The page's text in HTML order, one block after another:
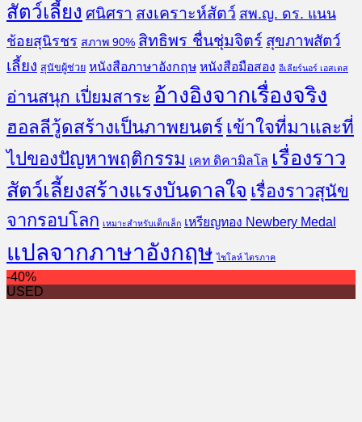
สัตว์เลี้ยง ศนิศรา สงเคราะห์สัตว์ สพ.ญ. ดร. แนน
ช้อยสุนิรชร สภาพ 90% สิทธิพร ชื่นชุ่มจิตร์ สุขภาพสัตว์
เลี้ยง สุนัขผู้ช่วย หนังสือภาษาอังกฤษ หนังสือมือสอง อีเลียร์นอร์ เอสเตส
อ่านสนุก เปี่ยมสาระ อ้างอิงจากเรื่องจริง
ฮอลลีวู้ดสร้างเป็นภาพยนตร์ เข้าใจที่มาและที่
ไปของปัญหาพฤติกรรม เคท ดิคามิลโล เรื่องราว
สัตว์เลี้ยงสร้างแรงบันดาลใจ เรื่องราวสุนัข
จากรอบโลก เหมาะสำหรับเด็กเล็ก เหรียญทอง Newbery Medal
แปลจากภาษาอังกฤษ ไชโลห์ ไตรภาค
-40%
USED